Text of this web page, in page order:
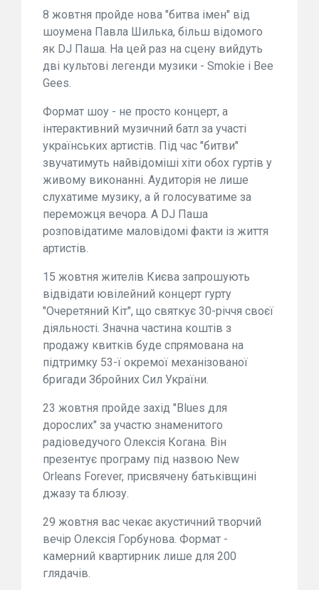
8 жовтня пройде нова "битва імен" від
шоумена Павла Шилька, більш відомого
як DJ Паша. На цей раз на сцену вийдуть
дві культові легенди музики - Smokie і Bee
Gees.
Формат шоу - не просто концерт, а
інтерактивний музичний батл за участі
українських артистів. Під час "битви"
звучатимуть найвідоміші хіти обох гуртів у
живому виконанні. Аудиторія не лише
слухатиме музику, а й голосуватиме за
переможця вечора. А DJ Паша
розповідатиме маловідомі факти із життя
артистів.
15 жовтня жителів Києва запрошують
відвідати ювілейний концерт гурту
"Очеретяний Кіт", що святкує 30-річчя своєї
діяльності. Значна частина коштів з
продажу квитків буде спрямована на
підтримку 53-ї окремої механізованої
бригади Збройних Сил України.
23 жовтня пройде захід "Blues для
дорослих" за участю знаменитого
радіоведучого Олексія Когана. Він
презентує програму під назвою New
Orleans Forever, присвячену батьківщині
джазу та блюзу.
29 жовтня вас чекає акустичний творчий
вечір Олексія Горбунова. Формат -
камерний квартирник лише для 200
глядачів.